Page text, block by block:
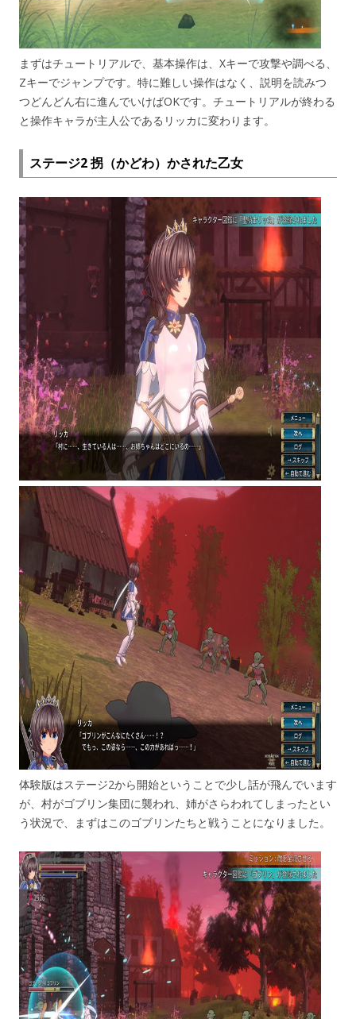
まずはチュートリアルで、基本操作は、Xキーで攻撃や調べる、
Zキーでジャンプです。特に難しい操作はなく、説明を読みつ
つどんどん右に進んでいけばOKです。チュートリアルが終わる
と操作キャラが主人公であるリッカに変わります。
ステージ2 拐（かどわ）かされた乙女
体験版はステージ2から開始ということで少し話が飛んでいます
が、村がゴブリン集団に襲われ、姉がさらわれてしまったとい
う状況で、まずはこのゴブリンたちと戦うことになりました。